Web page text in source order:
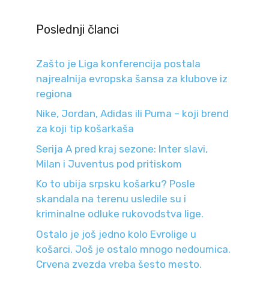
Poslednji članci
Zašto je Liga konferencija postala
najrealnija evropska šansa za klubove iz
regiona
Nike, Jordan, Adidas ili Puma – koji brend
za koji tip košarkaša
Serija A pred kraj sezone: Inter slavi,
Milan i Juventus pod pritiskom
Ko to ubija srpsku košarku? Posle
skandala na terenu usledile su i
kriminalne odluke rukovodstva lige.
Ostalo je još jedno kolo Evrolige u
košarci. Još je ostalo mnogo nedoumica.
Crvena zvezda vreba šesto mesto.